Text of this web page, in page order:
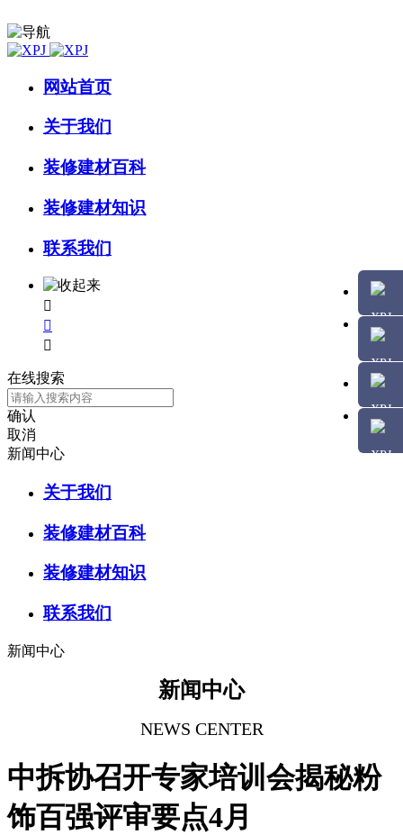
网站首页
关于我们
装修建材百科
装修建材知识
联系我们



在线搜索
确认
取消
新闻中心
关于我们
装修建材百科
装修建材知识
联系我们
新闻中心
新闻中心
NEWS CENTER
中拆协召开专家培训会揭秘粉
饰百强评审要点4月